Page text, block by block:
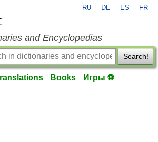
RU DE ES FR
and Encyclopedias
Search!
Books Игры ⚽